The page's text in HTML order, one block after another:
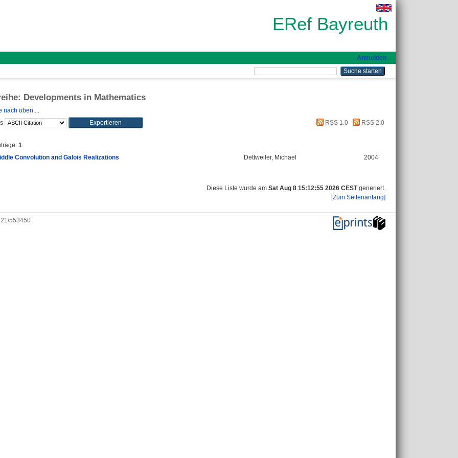
ERef Bayreuth
Anmelden
Developments in Mathematics
nach oben ...
RSS 1.0 RSS 2.0
1.
Convolution and Galois Realizations Dettweiler, Michael 2004
Diese Liste wurde am Sat Aug 8 15:12:55 2026 CESTgeneriert.
[Zum Seitenanfang]
553450